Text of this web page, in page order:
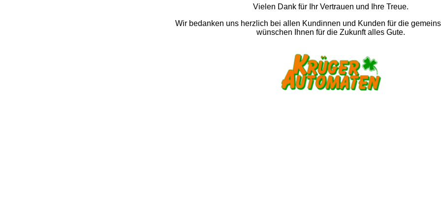
Vielen Dank für Ihr Vertrauen und Ihre Treue.
Wir bedanken uns herzlich bei allen Kundinnen und Kunden für die
wünschen Ihnen für die Zukunft alles Gute.